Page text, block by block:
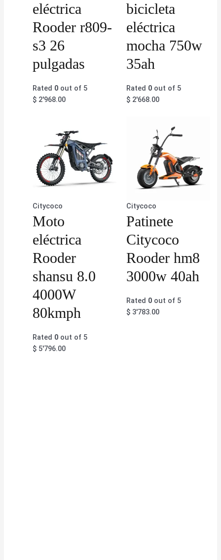
eléctrica
Rooder r809-
s3 26
pulgadas
Rated 0 out of 5
$ 2'968.00
bicicleta
eléctrica
mocha 750w
35ah
Rated 0out of 5
$2'668.00
Citycoco
Moto
eléctrica
Rooder
shansu 8.0
4000W
80kmph
Rated 0 out of 5
$ 5'796.00
Citycoco
Patinete
Citycoco
Rooder hm8
3000w 40ah
Rated 0out of 5
$3'783.00